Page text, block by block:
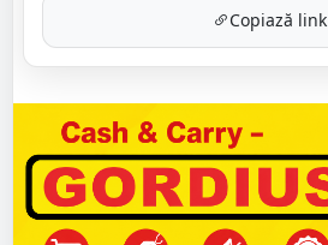
Copiază link